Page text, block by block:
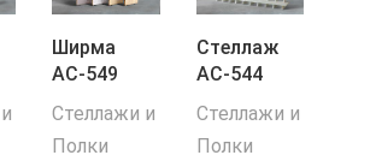
Ширма
АС-549
Стеллажи и
Полки
Стеллаж
АС-544
Стеллажи и
Полки